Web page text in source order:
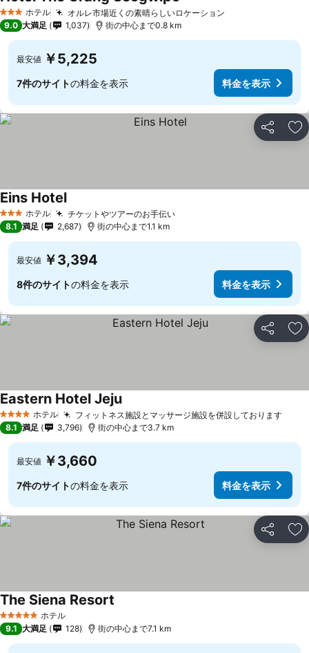
3 ホテルのランク
ホテル オルレ市場近くの素晴らしいロケーション
9.0 大満足 1,037 街の中心まで0.8 km
最安値 ￥5,225
7件のサイトの料金を表示 料金を表示
シェア お
3 ホテルのランク
ホテル チケットやツアーのお手伝い
Eins Hotel
8.1 満足 2,687 街の中心まで1.1 km
最安値 ￥3,394
8件のサイトの料金を表示 料金を表示
シェア お
4 ホテルのランク
ホテル フィットネス施設とマッサージ施設を併設しております
Eastern Hotel Jeju
8.1 満足 3,796 街の中心まで3.7 km
最安値 ￥3,660
7件のサイトの料金を表示 料金を表示
シェア お
5 ホテルのランク
ホテル
The Siena Resort
9.1 大満足 128 街の中心まで7.1 km